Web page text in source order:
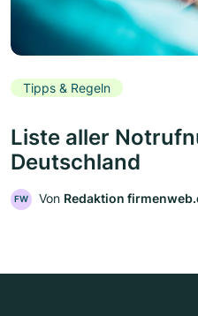
Tipps & Regeln
Liste aller
Deutschland
FW Von Redaktion